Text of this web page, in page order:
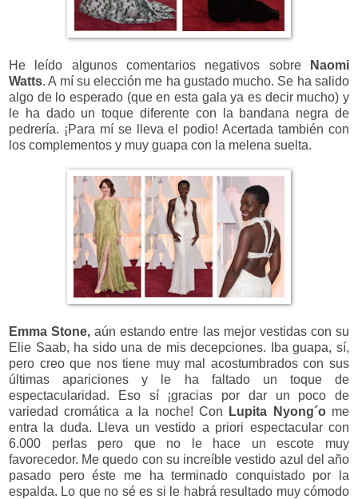
He leído algunos comentarios negativos sobre
Naomi
Watts. A mí su elección me ha gustado mucho. Se ha salido
algo de lo esperado (que en esta gala ya es decir mucho) y
le ha dado un toque diferente con la bandana negra de
pedrería. ¡Para mí se lleva el podio! Acertada también con
los complementos y muy guapa con la melena suelta.
Emma Stone, aún estando entre las mejor vestidas con su
Elie Saab, ha sido una de mis decepciones. Iba guapa, sí,
pero creo que nos tiene muy mal acostumbrados con sus
últimas apariciones y le ha faltado un toque de
espectacularidad. Eso sí ¡gracias por dar un poco de
variedad cromática a la noche! Con
Lupita Nyong´ome
entra la duda. Lleva un vestido a priori espectacular con
6.000 perlas pero que no le hace un escote muy
favorecedor. Me quedo con su increíble vestido azul del año
pasado pero éste me ha terminado conquistado por la
espalda. Lo que no sé es si le habrá resultado muy cómodo